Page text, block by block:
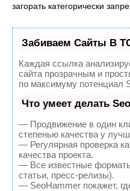
загорать категорически
Забиваем Сайты В
Каждая ссылка
сайта прозрачным и
по максимуму потенциал
Что умеет делать
— Продвижение в один
степенью качества у
— Регулярная проверка
качества проекта.
— Все известные
статьи, пресс-релизы).
— SeoHammer покажет,